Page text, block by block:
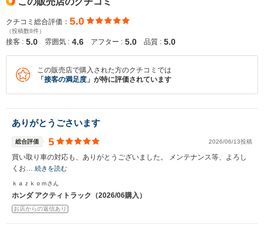
クチコミ総合評価： 5.0
（投稿数8件）
接客 : 5.0 雰囲気 : 4.6 アフター : 5.0 品質 : 5.0
この販売店で購入された方のクチコミでは
「 接客の満足度 」が特に評価されています
ありがとうごさいます
総合評価 5 2026/06/13投稿
買い取り車の対応も、ありがとうございました。 メンテナンス等、よろし
くお… 続きを読む
ｋａｚｋｏｍさん
ホンダ アクティトラック（2026/06購入）
お店からの返信あり
※次回問い合わせをする際に自動入力されます
いいえ